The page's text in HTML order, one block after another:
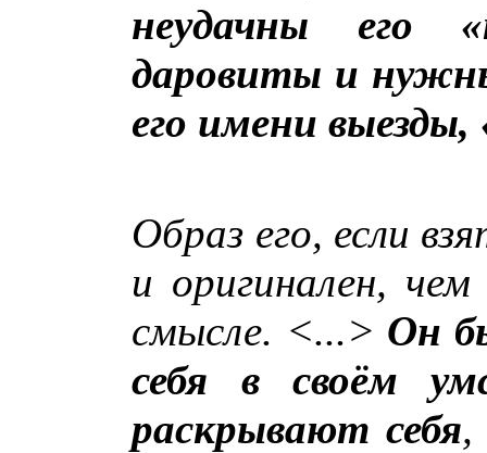
неудачны его
даровиты и
его имени
Образ его, если
и оригинален,
смысле. <...> Он
себя в своём
раскрывают себя,